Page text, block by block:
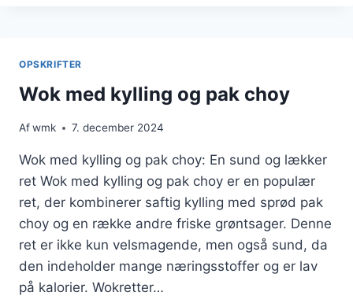
OPSKRIFTER
Wok med kylling og pak choy
Afwmk 7. december 2024
Wok med kylling og pak choy: En sund og lækker
ret Wok med kylling og pak choy er en populær
ret, der kombinerer saftig kylling med sprød pak
choy og en række andre friske grøntsager. Denne
ret er ikke kun velsmagende, men også sund, da
den indeholder mange næringsstoffer og er lav
på kalorier. Wokretter…